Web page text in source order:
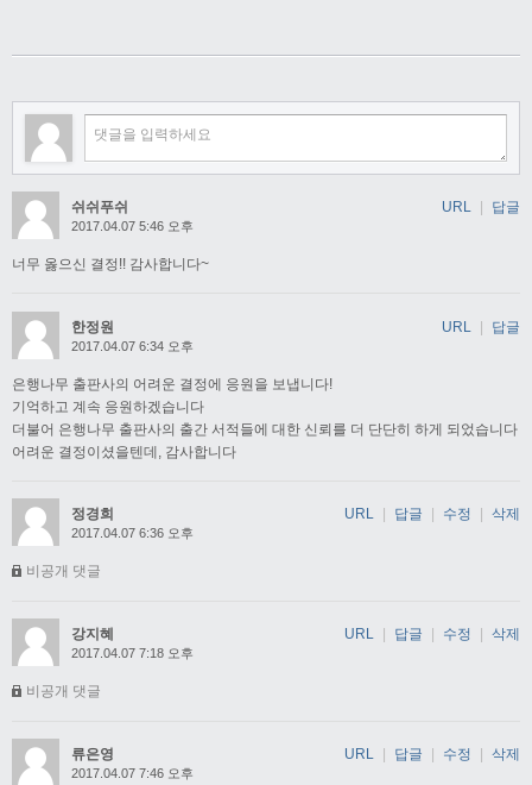
쉬쉬푸쉬
2017.04.07 5:46 오후
너무 옳으신 결정!! 감사합니다~
URL | 답글
한정원
2017.04.07 6:34 오후
은행나무 출판사의 어려운 결정에 응원을 보냅니다!
기억하고 계속 응원하겠습니다
더불어 은행나무 출판사의 출간 서적들에 대한 신뢰를 더 단단히 하게 되었습니다
어려운 결정이셨을텐데, 감사합니다
URL | 답글
정경희
2017.04.07 6:36 오후
비공개 댓글
URL 답글 수정 삭제
강지혜
2017.04.07 7:18 오후
비공개 댓글
URL 답글 수정 삭제
류은영
2017.04.07 7:46 오후
URL 답글 수정 삭제